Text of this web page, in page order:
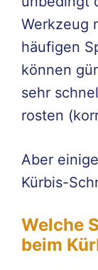
Werkzeug
häufigen
können
sehr
rosten
Aber
Kürbis-
Welche
beim